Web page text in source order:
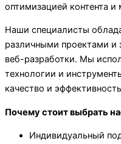
оптимизацией контента
Наши специалисты
различными проектами и
веб-разработки. Мы
технологии и
качество и
Почему стоит выбрать
Индивидуальный